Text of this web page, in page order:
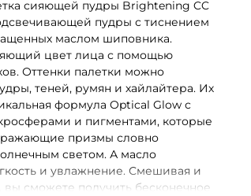
сияющей пудры Brightening CC
пудры с тиснением
маслом шиповника.
цвет лица с помощью
Оттенки палетки можно
теней, румян и хайлайтера. Их
формула Optical Glow с
и пигментами, которые
призмы словно
светом. А масло
и увлажнение. Смешивая и
сможете получить бесконечное